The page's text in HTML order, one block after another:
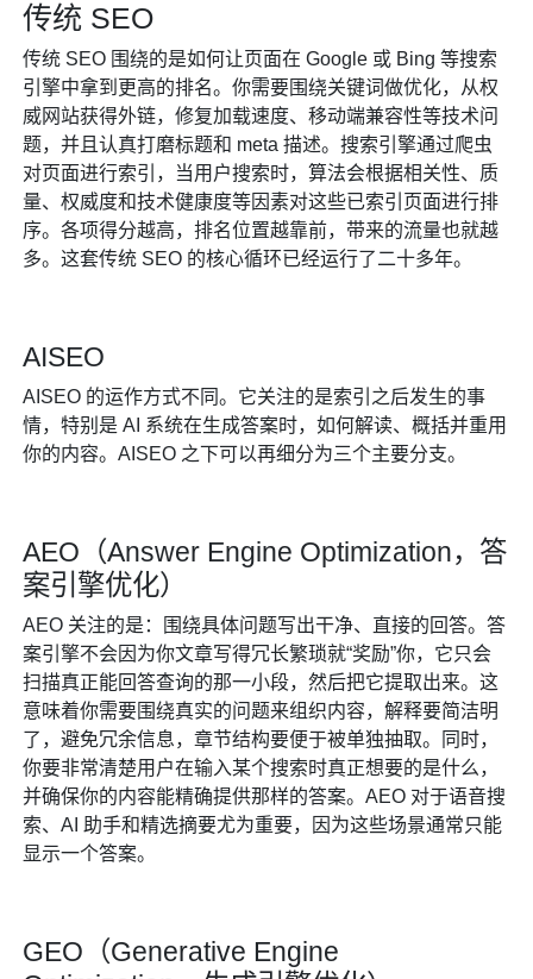
传统 SEO
传统 SEO 围绕的是如何让页面在 Google 或 Bing 等搜索
引擎中拿到更高的排名。你需要围绕关键词做优化，从权
威网站获得外链，修复加载速度、移动端兼容性等技术问
题，并且认真打磨标题和 meta 描述。搜索引擎通过爬虫
对页面进行索引，当用户搜索时，算法会根据相关性、质
量、权威度和技术健康度等因素对这些已索引页面进行排
序。各项得分越高，排名位置越靠前，带来的流量也就越
多。这套传统 SEO 的核心循环已经运行了二十多年。
AISEO
AISEO 的运作方式不同。它关注的是索引之后发生的事
情，特别是 AI 系统在生成答案时，如何解读、概括并重用
你的内容。AISEO 之下可以再细分为三个主要分支。
AEO（Answer Engine Optimization，答
案引擎优化）
AEO 关注的是：围绕具体问题写出干净、直接的回答。答
案引擎不会因为你文章写得冗长繁琐就“奖励”你，它只会
扫描真正能回答查询的那一小段，然后把它提取出来。这
意味着你需要围绕真实的问题来组织内容，解释要简洁明
了，避免冗余信息，章节结构要便于被单独抽取。同时，
你要非常清楚用户在输入某个搜索时真正想要的是什么，
并确保你的内容能精确提供那样的答案。AEO 对于语音搜
索、AI 助手和精选摘要尤为重要，因为这些场景通常只能
显示一个答案。
GEO（Generative Engine